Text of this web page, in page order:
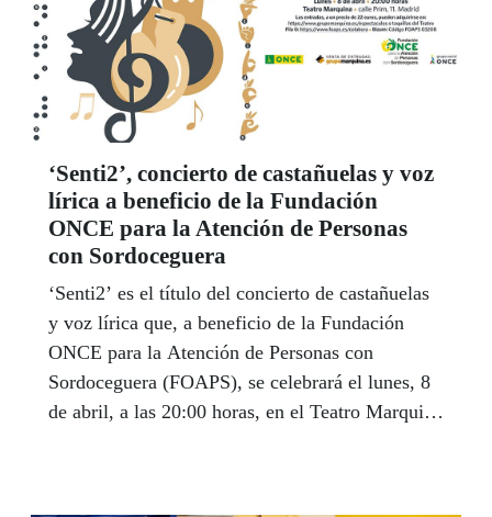
‘Senti2’, concierto de castañuelas y voz
lírica a beneficio de la Fundación
ONCE para la Atención de Personas
con Sordoceguera
‘Senti2’ es el título del concierto de castañuelas
y voz lírica que, a beneficio de la Fundación
ONCE para la Atención de Personas con
Sordoceguera (FOAPS), se celebrará el lunes, 8
de abril, a las 20:00 horas, en el Teatro Marquina